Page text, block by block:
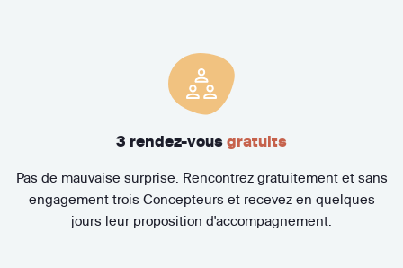
3 rendez-vous gratuits
Pas de mauvaise surprise. Rencontrez gratuitement et sans
engagement trois Concepteurs et recevez en quelques
jours leur proposition d'accompagnement.